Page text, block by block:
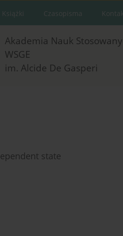
Książki Czasopisma
Akademia Nauk
WSGE
im. Alcide De Gasperi
state